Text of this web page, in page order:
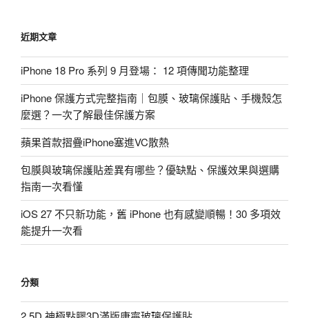
字:
近期文章
iPhone 18 Pro 系列 9 月登場： 12 項傳聞功能整理
iPhone 保護方式完整指南｜包膜、玻璃保護貼、手機殼怎
麼選？一次了解最佳保護方案
蘋果首款摺疊iPhone塞進VC散熱
包膜與玻璃保護貼差異有哪些？優缺點、保護效果與選購
指南一次看懂
iOS 27 不只新功能，舊 iPhone 也有感變順暢！30 多項效
能提升一次看
分類